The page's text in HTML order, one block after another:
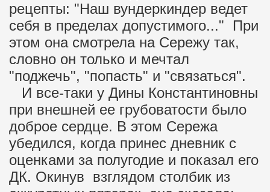
рецепты: "Наш вундеркиндер ведет
себя в пределах допустимого..." При
этом она смотрела на Сережу так,
словно он только и мечтал
"поджечь", "попасть" и "связаться".
И все-таки у Дины Константиновны
при внешней ее грубоватости было
доброе сердце. В этом Сережа
убедился, когда принес дневник с
оценками за полугодие и показал его
ДК. Окинув взглядом столбик из